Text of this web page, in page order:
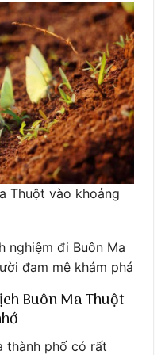
Thuột vào khoảng
nghiệm đi Buôn Ma
đam mê khám phá
Buôn Ma Thuột
thành phố có rất